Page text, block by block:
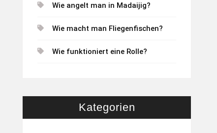
Wie angelt man in Madaijig?
Wie macht man Fliegenfischen?
Wie funktioniert eine Rolle?
Kategorien